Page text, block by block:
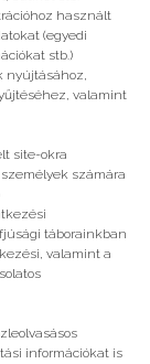
használt
(egyedi
stb.)
nyújtásához,
valamint
site-okra
számára
táborainkban
valamint a
információkat is